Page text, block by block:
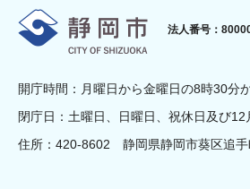
静岡市
法人番号：
開庁時間：月曜日から金曜日の8時30分
閉庁日：土曜日、日曜日、祝休日及び12
住所：420-8602 静岡県静岡市葵区追手